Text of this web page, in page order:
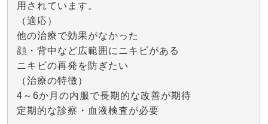
用されています。
（適応）
他の治療で効果がなかった
顔・背中など広範囲にニキビがある
ニキビの再発を防ぎたい
（治療の特徴）
4～6か月の内服で長期的な改善が期待
定期的な診察・血液検査が必要